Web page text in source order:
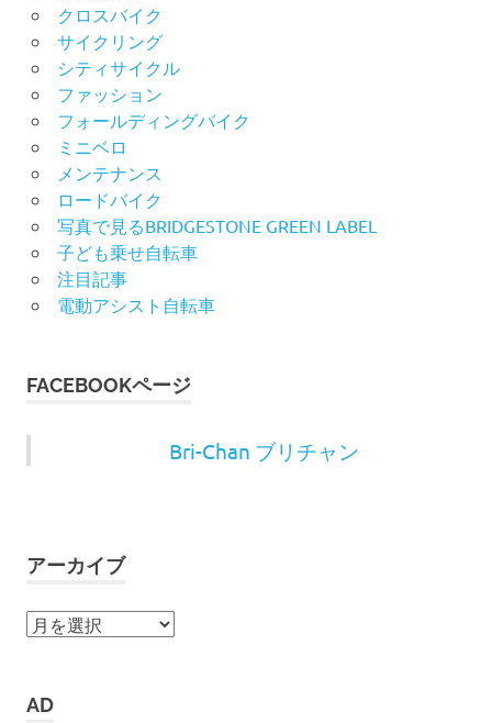
クロスバイク
サイクリング
シティサイクル
ファッション
フォールディングバイク
ミニベロ
メンテナンス
ロードバイク
写真で見るBRIDGESTONE GREEN LABEL
子ども乗せ自転車
注目記事
電動アシスト自転車
FACEBOOKページ
Bri-Chan ブリチャン
アーカイブ
ア
イ
AD